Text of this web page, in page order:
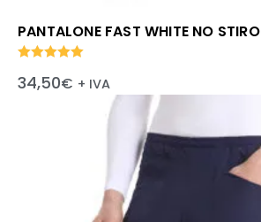
PANTALONE FAST WHITE NO STIRO
34,50€ + IVA
5.00 su 5